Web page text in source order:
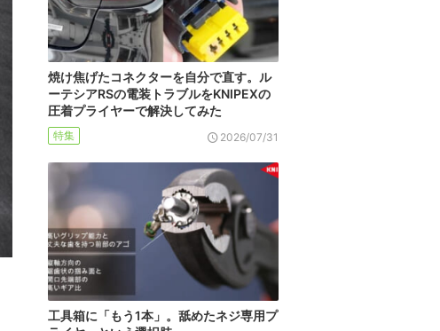
焼け焦げたコネクターを自分で直す。ル
ーテシアRSの電装トラブルをKNIPEXの
圧着プライヤーで解決してみた
特集 2026/07/31
工具箱に「もう1本」。舐めたネジ専用プ